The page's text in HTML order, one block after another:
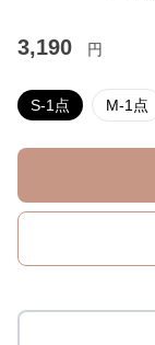
3,190 円
S-1点 M-1点